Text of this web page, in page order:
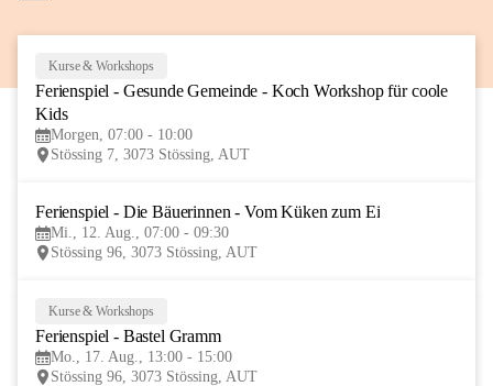
AUG
Kurse & Workshops
Ferienspiel - Gesunde Gemeinde - Koch Workshop für coole
Kids
Morgen, 07:00 - 10:00
Stössing 7, 3073 Stössing, AUT
Ferienspiel - Die Bäuerinnen - Vom Küken zum Ei
Mi., 12. Aug., 07:00 - 09:30
Stössing 96, 3073 Stössing, AUT
Kurse & Workshops
Ferienspiel - Bastel Gramm
Mo., 17. Aug., 13:00 - 15:00
Stössing 96, 3073 Stössing, AUT